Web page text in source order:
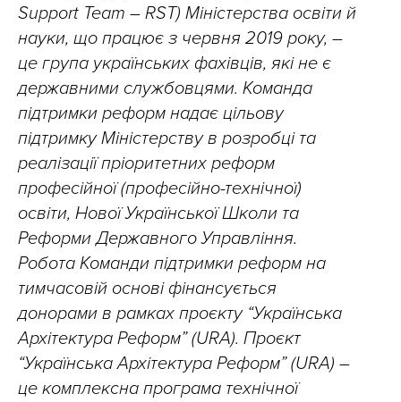
Support Team – RST) Міністерства освіти й
науки, що працює з червня 2019 року, –
це група українських фахівців, які не є
державними службовцями. Команда
підтримки реформ надає цільову
підтримку Міністерству в розробці та
реалізації пріоритетних реформ
професійної (професійно-технічної)
освіти, Нової Української Школи та
Реформи Державного Управління.
Робота Команди підтримки реформ на
тимчасовій основі фінансується
донорами в рамках проєкту “Українська
Архітектура Реформ” (URA). Проєкт
“Українська Архітектура Реформ” (URA) –
це комплексна програма технічної